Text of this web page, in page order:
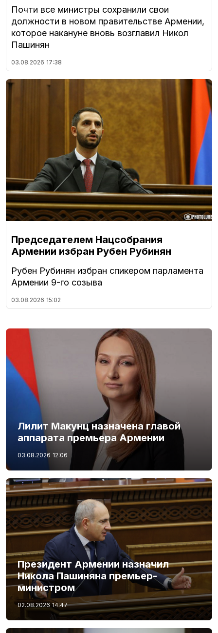
Почти все министры сохранили свои
должности в новом правительстве Армении,
которое накануне вновь возглавил Никол
Пашинян
03.08.2026 17:38
Председателем Нацсобрания
Армении избран Рубен Рубинян
Рубен Рубинян избран спикером парламента
Армении 9-го созыва
03.08.2026 15:02
Лилит Макунц назначена главой
аппарата премьера Армении
03.08.2026 12:06
Президент Армении назначил
Никола Пашиняна премьер-
министром
02.08.2026 14:47